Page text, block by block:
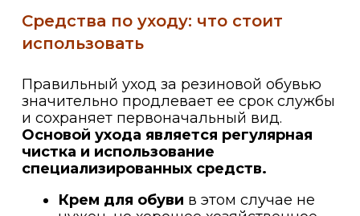
Средства по уходу: что стоит
использовать
Правильный уход за резиновой обувью
значительно продлевает ее срок службы
и сохраняет первоначальный вид.
Основой ухода является регулярная
чистка и использование
специализированных средств.
Крем для обуви в этом случае не